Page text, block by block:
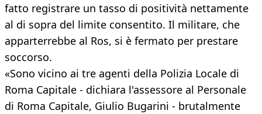
fatto registrare un tasso di positività nettamente
al di sopra del limite consentito. Il militare, che
apparterrebbe al Ros, si è fermato per prestare
soccorso.
«Sono vicino ai tre agenti della Polizia Locale di
Roma Capitale - dichiara l'assessore al Personale
di Roma Capitale, Giulio Bugarini - brutalmente